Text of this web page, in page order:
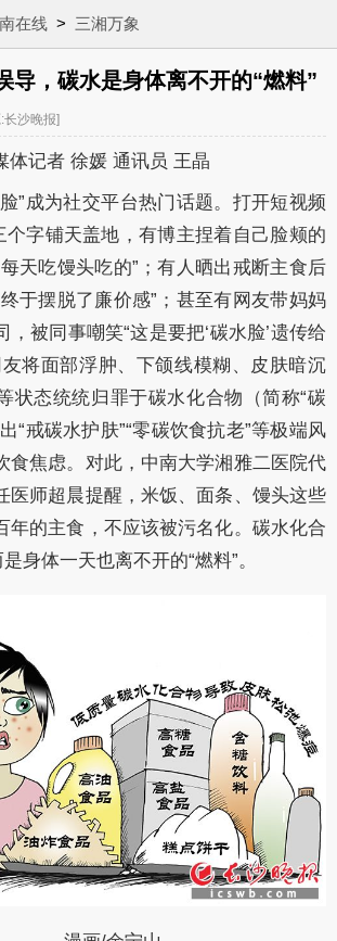
在线> 三湘万象
导，碳水是身体离不开的“燃料”
长沙晚报]
体记者 徐媛 通讯员 王晶
”成为社交平台热门话题。打开短视频
个字铺天盖地，有博主捏着自己脸颊的
天吃馒头吃的”；有人晒出戒断主食后
于摆脱了廉价感”；甚至有网友带妈妈
被同事嘲笑“这是要把‘碳水脸’遗传给
将面部浮肿、下颌线模糊、皮肤暗沉
状态统统归罪于碳水化合物（简称“碳
“戒碳水护肤”“零碳饮食抗老”等极端风
食焦虑。对此，中南大学湘雅二医院代
医师超晨提醒，米饭、面条、馒头这些
年的主食，不应该被污名化。碳水化合
身体一天也离不开的“燃料”。